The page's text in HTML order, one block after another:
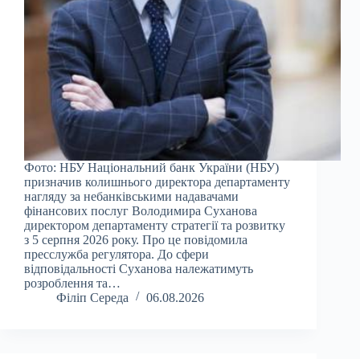
Фото: НБУ Національний банк України (НБУ)
призначив колишнього директора департаменту
нагляду за небанківськими надавачами
фінансових послуг Володимира Суханова
директором департаменту стратегії та розвитку
з 5 серпня 2026 року. Про це повідомила
пресслужба регулятора. До сфери
відповідальності Суханова належатимуть
розроблення та…
Філіп Середа
06.08.2026